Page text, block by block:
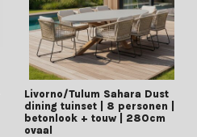
Livorno/Tulum Sahara Dust
dining tuinset | 8 personen |
betonlook + touw | 280cm
ovaal